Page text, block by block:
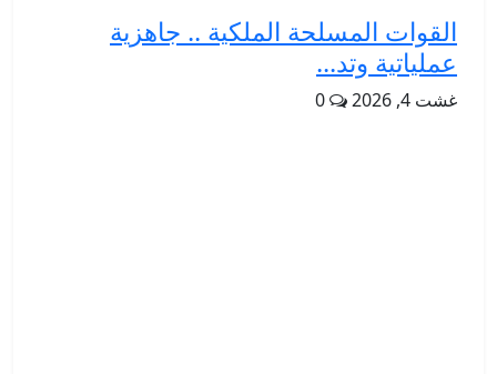
القوات المسلحة الملكية .. جاهزية
عملياتية وتد...
غشت 4, 2026 0